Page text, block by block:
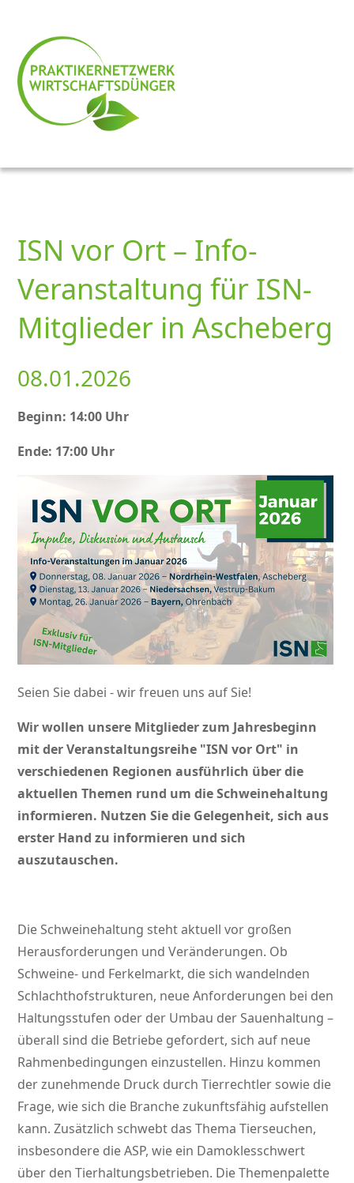
ISN vor Ort – Info-
Veranstaltung für ISN-
Mitglieder in Ascheberg
08.01.2026
Beginn: 14:00 Uhr
Ende: 17:00 Uhr
Seien Sie dabei - wir freuen uns auf Sie!
Wir wollen unsere Mitglieder zum Jahresbeginn
mit der Veranstaltungsreihe ISN vor Ort in
verschiedenen Regionen ausführlich über die
aktuellen Themen rund um die Schweinehaltung
informieren. Nutzen Sie die Gelegenheit, sich aus
erster Hand zu informieren und sich
auszutauschen.
Die Schweinehaltung steht aktuell vor großen
Herausforderungen und Veränderungen. Ob
Schweine- und Ferkelmarkt, die sich wandelnden
Schlachthofstrukturen, neue Anforderungen bei den
Haltungsstufen oder der Umbau der Sauenhaltung –
überall sind die Betriebe gefordert, sich auf neue
Rahmenbedingungen einzustellen. Hinzu kommen
der zunehmende Druck durch Tierrechtler sowie die
Frage, wie sich die Branche zukunftsfähig aufstellen
kann. Zusätzlich schwebt das Thema Tierseuchen,
insbesondere die ASP, wie ein Damoklesschwert
über den Tierhaltungsbetrieben. Die Themenpalette